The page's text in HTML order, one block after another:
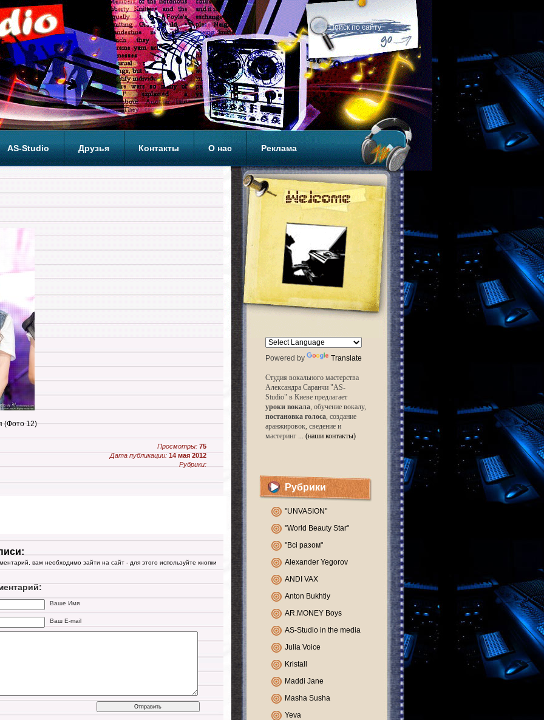
AS-Studio Друзья Контакты О нас Реклама
(Фото 12)
Просмотры: 75
Дата публикации: 14 мая 2012
Рубрики:
вам необходимо зайти на сайт - для этого используйте кнопки
Ваше Имя
Ваш E-mail
Powered by Translate
Студия вокального мастерства
Александра Саранчи "AS-
Studio" в Киеве предлагает
уроки вокала, обучение вокалу,
постановка голоса, создание
аранжировок, сведение и
мастеринг ... (наши контакты)
Рубрики
"UNVASION"
"World Beauty Star"
"Всі разом"
Alexander Yegorov
ANDI VAX
Anton Bukhtiy
AR.MONEY Boys
AS-Studio in the media
Julia Voice
Kristall
Maddi Jane
Masha Susha
Yeva